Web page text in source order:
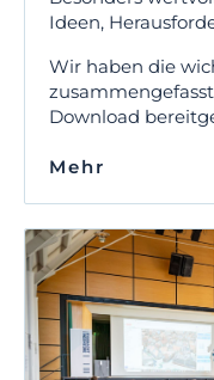
Ideen,
Wir haben die
Download
Mehr